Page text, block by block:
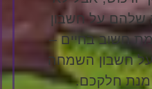
שלהם על חשבון
חשוב בחיים –
חשבון השמחה
מנת חלקכם.